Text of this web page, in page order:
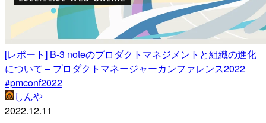
[レポート] B-3 noteのプロダクトマネジメントと組織の進化
について – プロダクトマネージャーカンファレンス2022
#pmconf2022
しんや
2022.12.11